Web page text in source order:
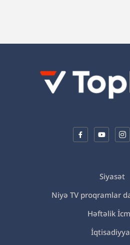
Siyasət
Niyə TV proqramlar
Həftəlik